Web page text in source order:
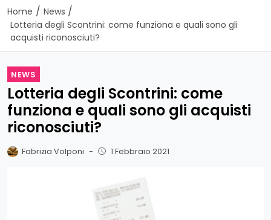
Home / News /
Lotteria degli Scontrini: come funziona e quali sono gli
acquisti riconosciuti?
NEWS
Lotteria degli Scontrini: come
funziona e quali sono gli acquisti
riconosciuti?
Fabrizia Volponi - 1 Febbraio 2021